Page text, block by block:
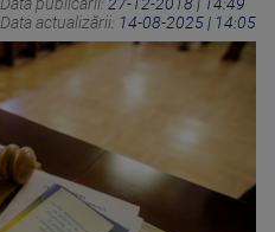
Data actualizării: 14-08-2025 | 14:05